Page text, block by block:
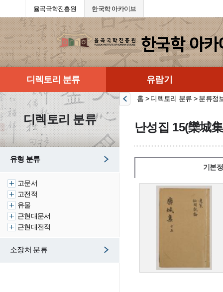
율곡국학진흥원 한국학 아카이브
디렉토리 분류 유람기
디렉토리 분류
유형 분류
고문서
고전적
유물
근현대문서
근현대전적
소장처 분류
홈 > 디렉토리 분류 > 분류정
난성집 15(欒城
기본